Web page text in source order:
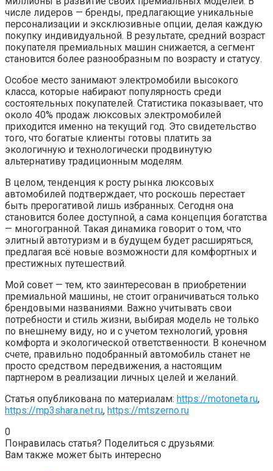
числе лидеров — бренды, предлагающие уникальные
персонализации и эксклюзивные опции, делая каждую
покупку индивидуальной. В результате, средний возраст
покупателя премиальных машин снижается, а сегмент
становится более разнообразным по возрасту и статусу.
Особое место занимают электромобили высокого
класса, которые набирают популярность среди
состоятельных покупателей. Статистика показывает, что
около 40% продаж люксовых электромобилей
приходится именно на текущий год. Это свидетельство
того, что богатые клиенты готовы платить за
экологичную и технологически продвинутую
альтернативу традиционным моделям.
В целом, тенденция к росту рынка люксовых
автомобилей подтверждает, что роскошь перестает
быть прерогативой лишь избранных. Сегодня она
становится более доступной, а сама концепция богатства
— многогранной. Такая динамика говорит о том, что
элитный автотуризм и в будущем будет расширяться,
предлагая всё новые возможности для комфортных и
престижных путешествий.
Мой совет — тем, кто заинтересован в приобретении
премиальной машины, не стоит ограничиваться только
брендовыми названиями. Важно учитывать свои
потребности и стиль жизни, выбирая модель не только
по внешнему виду, но и с учетом технологий, уровня
комфорта и экологической ответственности. В конечном
счете, правильно подобранный автомобиль станет не
просто средством передвижения, а настоящим
партнером в реализации личных целей и желаний.
Статья опубликована по материалам: https://motoneta.ru,
https://mp3shara.net.ru, https://mtszerno.ru
0
Понравилась статья? Поделиться с друзьями:
Вам также может быть интересно